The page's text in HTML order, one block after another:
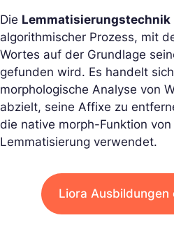
Die Lemmatisierungstechnik
algorithmischer Prozess, mit
Wortes auf der Grundlage
gefunden wird. Es handelt
morphologische Analyse von
abzielt, seine Affixe zu
die native morph-Funktion
Lemmatisierung verwendet.
Liora Ausbildungen